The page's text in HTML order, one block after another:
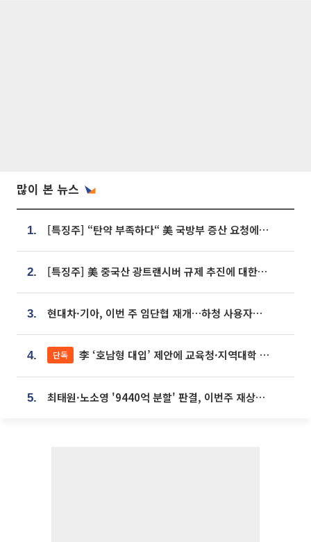
많이 본 뉴스
1. [특징주] “탄약 부족하다“ 美 국방부 증산 요청에⋯국내 방산주 급등세
2. [특징주] 美 중국산 광트랜시버 규제 추진에 대한광통신 등 광통신株 강세
3. 현대차·기아, 이번 주 임단협 재개…하청 사용자성 재심도 ‘변수’
4. 단독 李 ‘호남형 대입’ 제안에 교육청·지역대학 서·논술형 입시 연계 '착수'
5. 최태원·노소영 '9440억 분할' 판결, 이번주 재상고 여부 주목